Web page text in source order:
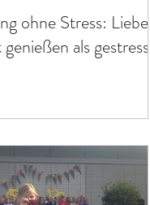
ohne Stress: Lieber
als gestresst